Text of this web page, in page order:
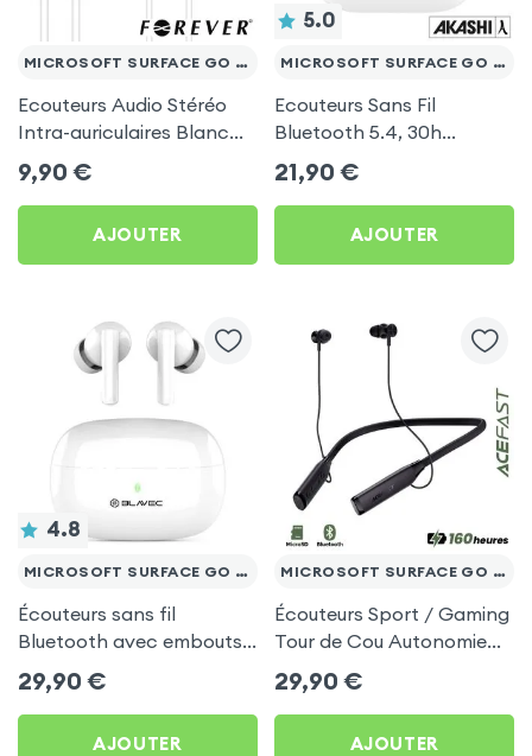
MICROSOFT SURFACE GO 10.1
Ecouteurs Audio Stéréo
Intra-auriculaires Blanc
by Forever pour Microsoft
Surface Go 10.1
9,90 €
AJOUTER
5.0
MICROSOFT SURFACE GO 10.1
Ecouteurs Sans Fil
Bluetooth 5.4, 30h
d'autonomie, Son Stéréo,
Akashi - Blanc pour
Microsoft Surface Go 10.1
21,90 €
AJOUTER
4.8
MICROSOFT SURFACE GO 10.1
Écouteurs sans fil
Bluetooth avec embouts
intra-auriculaires - Blanc
pour Microsoft Surface
Go 10.1
29,90 €
AJOUTER
MICROSOFT SURFACE GO 10.1
Écouteurs Sport / Gaming
Tour de Cou Autonomie
160h Acefast pour
Microsoft Surface Go 10.1
29,90 €
AJOUTER